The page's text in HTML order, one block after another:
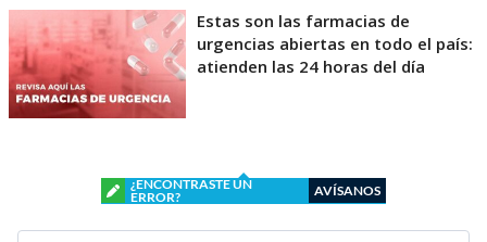
Estas son las farmacias de
urgencias abiertas en todo el país:
atienden las 24 horas del día
¿ENCONTRASTE UN
ERROR?
AVÍSANOS